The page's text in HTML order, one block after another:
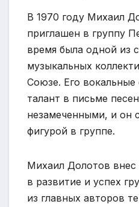
В 1970 году Михаил
приглашен в группу
время была одной из
музыкальных
Союзе. Его вокальные
талант в письме
незамеченными, и он
фигурой в группе.
Михаил Долотов внес
в развитие и успех
из главных авторов